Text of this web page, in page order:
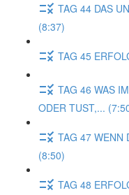
TAG 44 DAS
(8:37)
TAG 45
TAG 46 WAS
ODER TUST,...
TAG 47 WENN
(8:50)
TAG 48